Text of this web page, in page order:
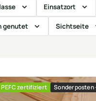
Einsatzort
genutet Sichtseite
Sonderposten
PEFC zertifiziert